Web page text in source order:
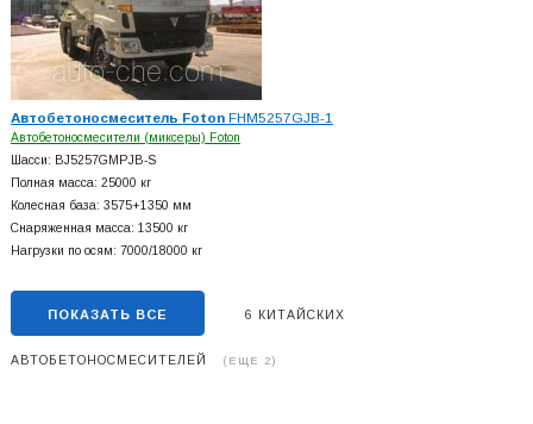
Автобетоносмеситель FotonFHM5257GJB-1
Автобетоносмесители (миксеры) Foton
Шасси: BJ5257GMPJB-S
Полная масса: 25000 кг
Колесная база: 3575+1350 мм
Снаряженная масса: 13500 кг
Нагрузки по осям: 7000/18000 кг
ПОКАЗАТЬ ВСЕ 6 КИТАЙСКИХ
АВТОБЕТОНОСМЕСИТЕЛЕЙ (ЕЩЕ 2)